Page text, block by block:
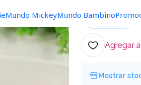
Mundo MickeyMundo Bambino
Agregar
Mostrar